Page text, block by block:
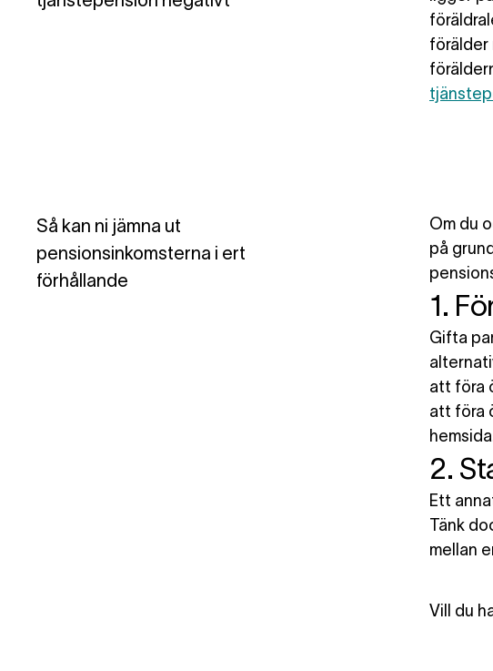
förälder
Så kan ni jämna ut
pensionsinkomsterna i ert
förhållande
Om du
på
1.
Gifta
att föra
att föra
2.
Ett
Tänk
mellan
Vill du